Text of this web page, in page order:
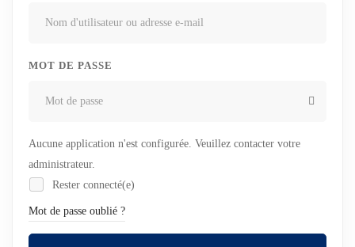
MOT DE PASSE
Aucune application n'est configurée. Veuillez contacter votre
administrateur.
Rester connecté(e)
Mot de passe oublié ?